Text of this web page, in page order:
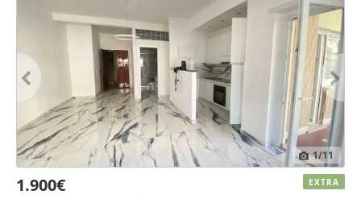
1/11
1.900€ EXTRA